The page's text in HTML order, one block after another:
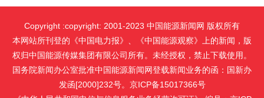
Copyright :copyright: 2001-2023 中国能源新闻网 版权所有
本网站所刊登的《中国电力报》、《中国能源观察》上的新闻，版
权归中国能源传媒集团有限公司所有。未经授权，禁止下载使用。
国务院新闻办公室批准中国能源新闻网登载新闻业务的函：国新办
发函[2000]232号。京ICP备15017366号